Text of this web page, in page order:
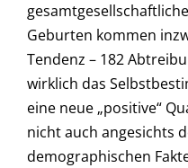
Geburten kommen
Tendenz – 182
wirklich das
eine neue „positive“
nicht auch angesichts
demographischen